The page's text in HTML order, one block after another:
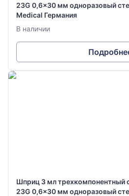
23G 0,6x30 мм одноразовый
Medical Германия
В наличии
Шприц 3 мл трехкомпонентный
23G 0,6x30 мм одноразовый